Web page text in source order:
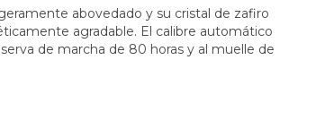
abovedado y su cristal de zafiro
agradable. El calibre automático
de marcha de 80 horas y al muelle de